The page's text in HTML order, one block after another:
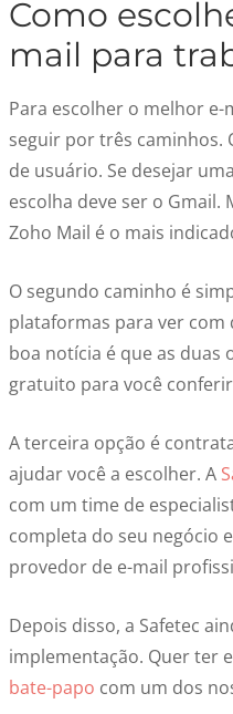
Como
mail para
Para escolher o melhor
seguir por três caminhos.
de usuário. Se desejar
escolha deve ser o Gmail.
Zoho Mail é o mais
O segundo caminho é
plataformas para ver com
boa notícia é que as
gratuito para você
A terceira opção é
ajudar você a escolher. A
com um time de
completa do seu negócio
provedor de e-mail
Depois disso, a Safetec
implementação. Quer ter
bate-papo com um dos